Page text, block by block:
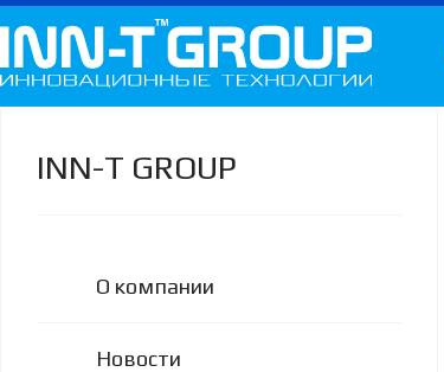
INN-T GROUP
О компании
Новости